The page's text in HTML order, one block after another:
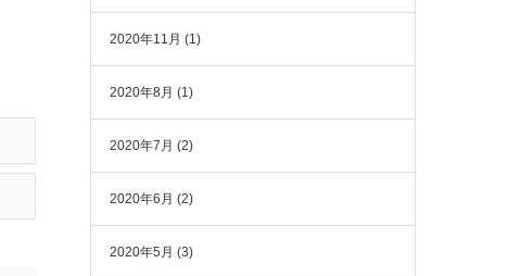
2020年11月 (1)
2020年8月 (1)
2020年7月 (2)
2020年6月 (2)
2020年5月 (3)